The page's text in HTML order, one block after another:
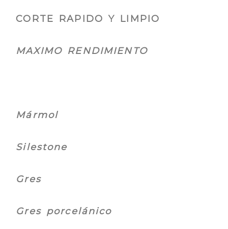
CORTE RAPIDO Y LIMPIO
MAXIMO RENDIMIENTO
Mármol
Silestone
Gres
Gres porcelánico